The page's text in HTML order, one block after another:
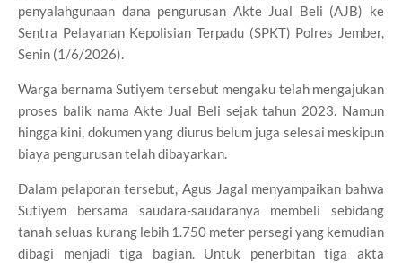
penyalahgunaan dana pengurusan Akte Jual Beli (AJB) ke
Sentra Pelayanan Kepolisian Terpadu (SPKT) Polres Jember,
Senin (1/6/2026).
Warga bernama Sutiyem tersebut mengaku telah mengajukan
proses balik nama Akte Jual Beli sejak tahun 2023. Namun
hingga kini, dokumen yang diurus belum juga selesai meskipun
biaya pengurusan telah dibayarkan.
Dalam pelaporan tersebut, Agus Jagal menyampaikan bahwa
Sutiyem bersama saudara-saudaranya membeli sebidang
tanah seluas kurang lebih 1.750 meter persegi yang kemudian
dibagi menjadi tiga bagian. Untuk penerbitan tiga akta